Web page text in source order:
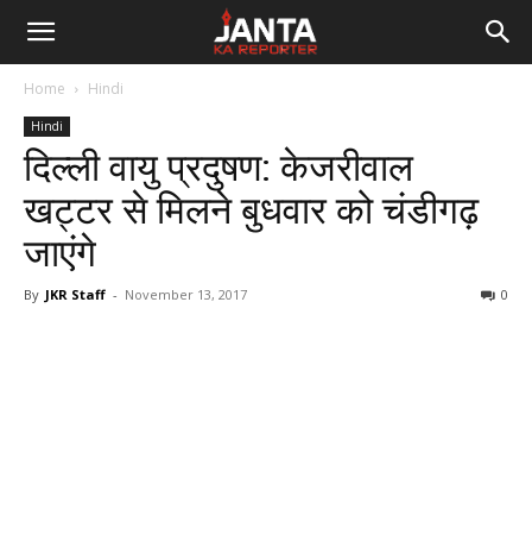
Janta
Reporter
Home Hindi
Hindi
दिल्ली वायु प्रदुषण: केजरीवाल
खट्टर से मिलने बुधवार को चंडीगढ़
जाएंगे
By JKR Staff - November 13, 2017 0